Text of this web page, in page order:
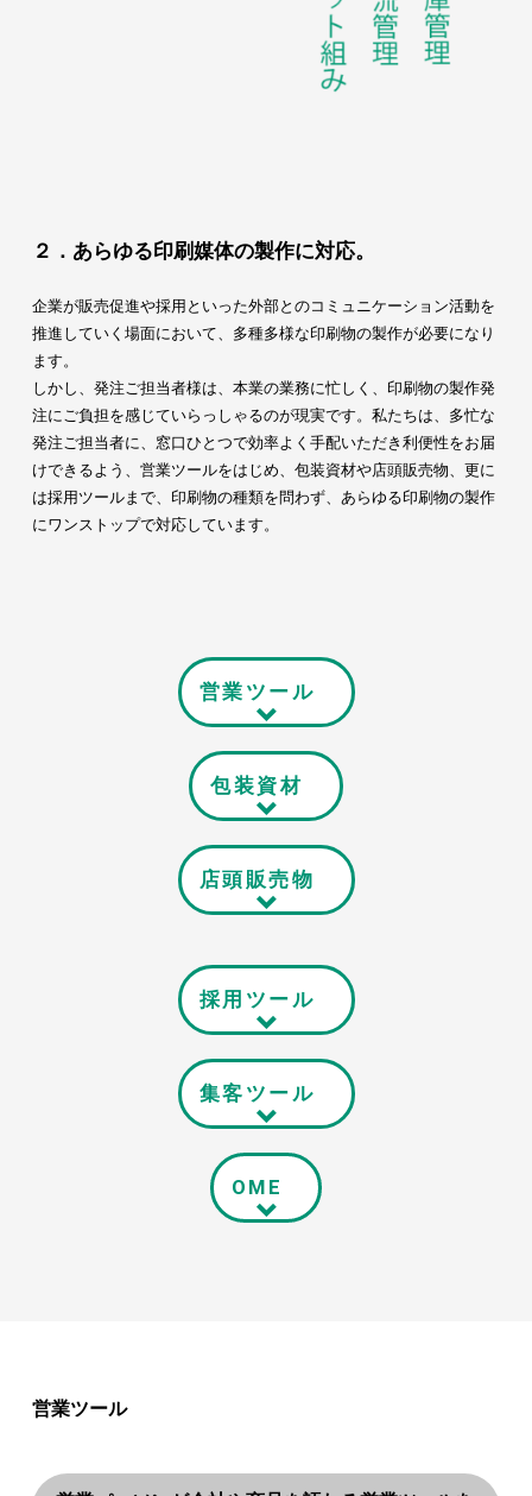
２．あらゆる印刷媒体の製作に対応。
企業が販売促進や採用といった外部とのコミュニケーション活動を
推進していく場面において、多種多様な印刷物の製作が必要になり
ます。
しかし、発注ご担当者様は、本業の業務に忙しく、印刷物の製作発
注にご負担を感じていらっしゃるのが現実です。私たちは、多忙な
発注ご担当者に、窓口ひとつで効率よく手配いただき利便性をお届
けできるよう、営業ツールをはじめ、包装資材や店頭販売物、更に
は採用ツールまで、印刷物の種類を問わず、あらゆる印刷物の製作
にワンストップで対応しています。
営業ツール
包装資材
店頭販売物
採用ツール
集客ツール
OME
営業ツール